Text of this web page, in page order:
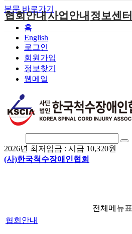
본문 바로가기
홈
English
로그인
회원가입
정보찾기
웹메일
2026년 최저임금 : 시급 10,320원
(사)한국척수장애인협회
협회안내
인사말
연혁
비전
조직도
척수장애란?
정관
찾아오시는길
사업안내
단체지원사업
척수장애인재
활지원센터
척수장애인직
척수재활연구
소
국제 교류/개
발 협력사업
정보센터
전체메뉴표
협회안내